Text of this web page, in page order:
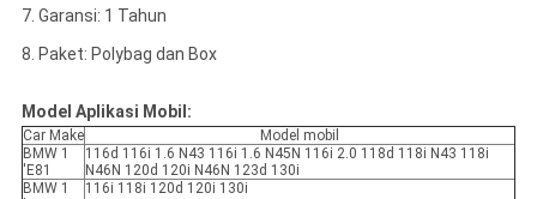
7. Garansi: 1 Tahun
8. Paket: Polybag dan Box
Model Aplikasi Mobil:
Car Make
Model mobil
BMW 1
'E81
116d 116i 1.6 N43 116i 1.6 N45N 116i 2.0 118d 118i N43 118i
N46N 120d 120i N46N 123d 130i
BMW 1
116i 118i 120d 120i 130i